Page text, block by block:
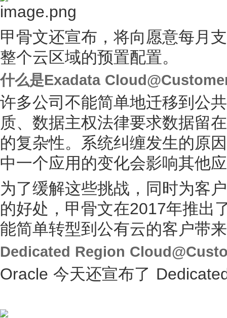
甲骨文还宣布，将向愿意每月
整个云区域的预置配置。
什么是Exadata
许多公司不能简单地迁移到公
质、数据主权法律要求数据留
的复杂性。系统纠缠发生的原
中一个应用的变化会影响其他
为了缓解这些挑战，同时为客
的好处，甲骨文在2017年推出
能简单转型到公有云的客户带
Dedicated Region
Oracle 今天还宣布了